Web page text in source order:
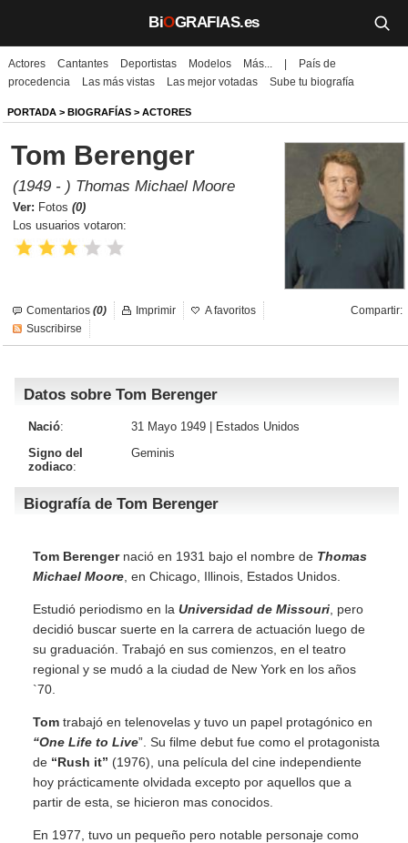
BiOGRAFIAS.es
Biografías
Películas
TV
Música
Un día como hoy
Galerías
Iniciar sesión
Actores Cantantes Deportistas Modelos Más...
País de
procedencia
Las más vistas Las mejor votadas Sube tu biografía
PORTADA > BIOGRAFÍAS > ACTORES
Tom Berenger
(1949 - ) Thomas Michael Moore
Ver: Fotos (0)
Los usuarios votaron:
Comentarios (0) Compartir:
Imprimir
A favoritos
Suscribirse
Datos sobre Tom Berenger
Nació: 31 Mayo 1949 |
Estados Unidos
Signo del
zodiaco:
Geminis
Biografía de Tom Berenger
Tom Berengernació en 1931 bajo el nombre de Thomas
Michael Moore , en Chicago, Illinois, Estados Unidos.
Estudió periodismo en la Universidad de Missouri , pero
decidió buscar suerte en la carrera de actuación luego de
su graduación. Trabajó en sus comienzos, en el teatro
regional y se mudó a la ciudad de New York en los años
`70.
Tom trabajó en telenovelas y tuvo un papel protagónico en
“One Life to Live”. Su filme debut fue como el protagonista
de “Rush it” (1976), una película del cine independiente
hoy prácticamente olvidada excepto por aquellos que a
partir de esta, se hicieron mas conocidos.
En 1977, tuvo un pequeño pero notable personaje como